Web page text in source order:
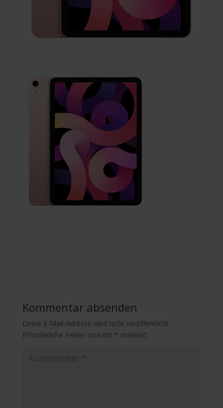
Kommentar absenden
Deine E-Mail-Adresse wird nicht veröffentlicht.
Erforderliche Felder sind mit * markiert